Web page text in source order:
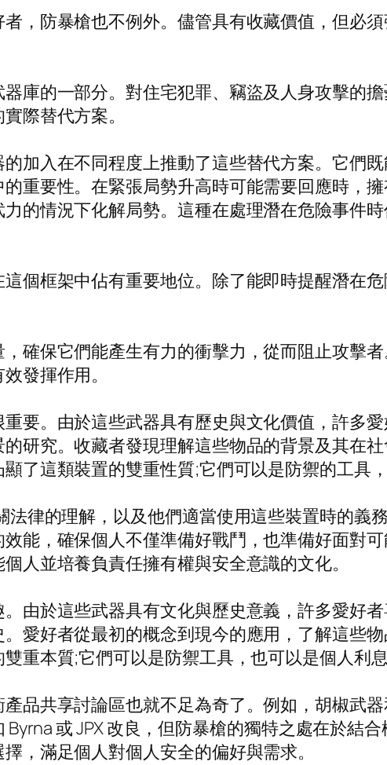
，防暴槍也不例外。儘管具有收藏價值，但必
庫的一部分。對住宅犯罪、竊盜及人身攻擊的
際替代方案。
加入在不同程度上推動了這些替代方案。它們
重要性。在緊張局勢升高時可能需要回應時，
的情況下化解局勢。這種在處理潛在危險事件
個框架中佔有重要地位。除了能即時提醒潛在
確保它們能產生有力的衝擊力，從而阻止攻擊
發揮作用。
要。由於這些武器具有歷史與文化價值，許多
研究。收藏者發現理解這些物品的背景及其在
了這類裝置的雙重性質;它們可以是防禦的工具
律的理解，以及他們適當使用這些裝置時的義
能，確保個人不僅準備好戰鬥，也準備好面對
人並培養負責任擁有權與安全意識的文化。
由於這些武器具有文化與歷史意義，許多愛好
愛好者從最初的概念到現今的應用，了解這些
重本質;它們可以是防禦工具，也可以是個人利息
品共享討論區也就不足為奇了。例如，胡椒武
或 JPX 改良，但防暴槍的獨特之處在於結
，滿足個人對個人安全的偏好與需求。